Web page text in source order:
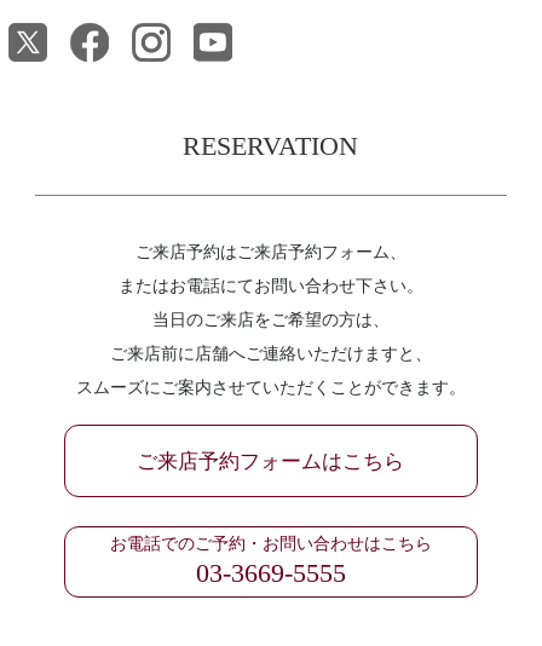
RESERVATION
ご来店予約はご来店予約フォーム、
またはお電話にてお問い合わせ下さい。
当日のご来店をご希望の方は、
ご来店前に店舗へご連絡いただけますと、
スムーズにご案内させていただくことができます。
ご来店予約フォームはこちら
お電話でのご予約・お問い合わせはこちら
03-3669-5555